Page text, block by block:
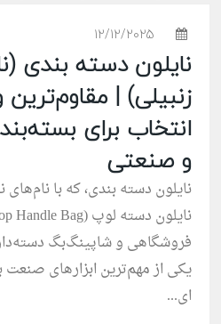
12/12/2025
نایلون دسته بندی
زنبیلی) |
انتخاب برای
و صنعتی
نایلون دسته بندی، که با نام‌های
فروشگاهی و شاپینگ‌بگ
یکی از مهم‌ترین ابزارهای
ای...